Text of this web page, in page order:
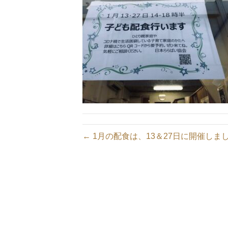
← 1月の配食は、13＆27日に開催しま